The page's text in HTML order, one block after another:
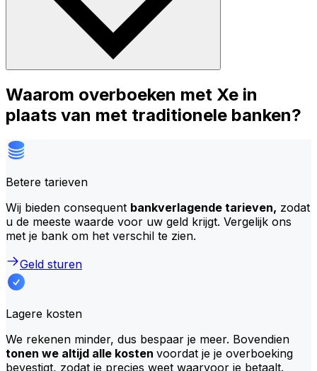
Waarom overboeken met Xe in
plaats van met traditionele banken?
Betere tarieven
Wij bieden consequent bankverlagende tarieven, zodat
u de meeste waarde voor uw geld krijgt. Vergelijk ons
met je bank om het verschil te zien.
Geld sturen
Lagere kosten
We rekenen minder, dus bespaar je meer. Bovendien
tonen we altijd alle kosten voordat je je overboeking
bevestigt, zodat je precies weet waarvoor je betaalt.